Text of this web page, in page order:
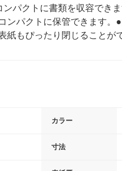
パクトに書類を収容でき
パクトに保管できます。
もぴったり閉じることが
カラー
寸法